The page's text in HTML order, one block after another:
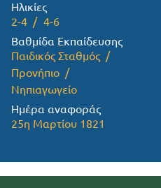
Ηλικίες
2-4
4-6
Βαθμίδα Εκπαίδευσης
Παιδικός Σταθμός
Προνήπιο
Νηπιαγωγείο
Ημέρα αναφοράς
25η Μαρτίου 1821